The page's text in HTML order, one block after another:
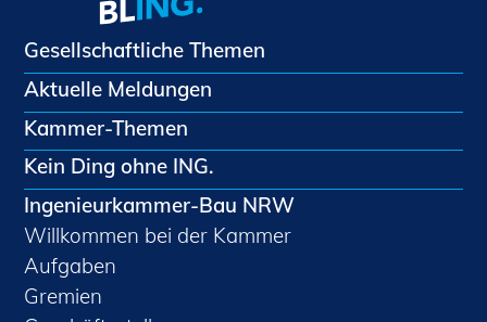
Gesellschaftliche Themen
Aktuelle Meldungen
Kammer-Themen
Kein Ding ohne ING.
Ingenieurkammer-Bau NRW
Willkommen bei der Kammer
Aufgaben
Gremien